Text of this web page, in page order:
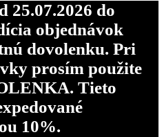
25.07.2026 do
objednávok
dovolenku. Pri
prosím použite
Tieto
10%.